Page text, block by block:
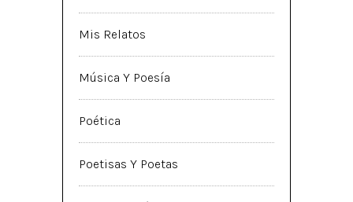
Mis Relatos
Música Y Poesía
Poética
Poetisas Y Poetas